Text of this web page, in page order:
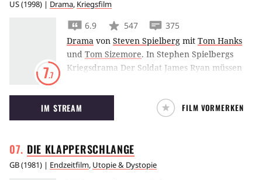
US(1998) | Drama, Kriegsfilm
7.7
6.9 547
375
Drama von Steven Spielberg mit Tom Hanks
und Tom Sizemore. In Stephen Spielbergs
Kriegsdrama Der Soldat James Ryan müssen
nach einem Kameraden durch die Wirren der
allierten Invasion in Frankreich.
IM STREAM FILM VORMERKEN
DIE KLAPPERSCHLANGE
GB(1981) | Endzeitfilm, Utopie & Dystopie